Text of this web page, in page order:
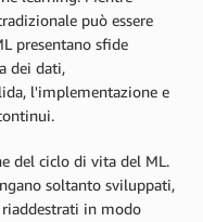
può essere
presentano sfide
dei dati,
l'implementazione e
del ciclo di vita del ML.
soltanto sviluppati,
in modo